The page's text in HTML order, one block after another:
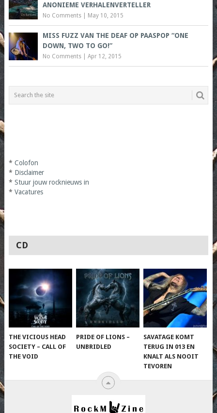
ANONIEME VERHALENVERTELLER
No Comments| May 10, 2015
MISS FUZZ VAN THE DEAF OP PAASPOP “ONE
DOWN, TWO TO GO!”
No Comments| Apr 12, 2015
* Colofon
* Disclaimer
* Stuur jouw rocknieuws in
* Vacatures
CD
THE VICIOUS HEAD
SOCIETY – CALL OF
THE VOID
PRIDE OF LIONS –
UNBRIDLED
SAVATAGE KOMT
TERUG IN 013 EN
KNALT ALS NOOIT
TEVOREN